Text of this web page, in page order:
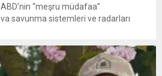
“meşru müdafaa”
savunma sistemleri ve radarları
yanıt verileceğini duyurdu....